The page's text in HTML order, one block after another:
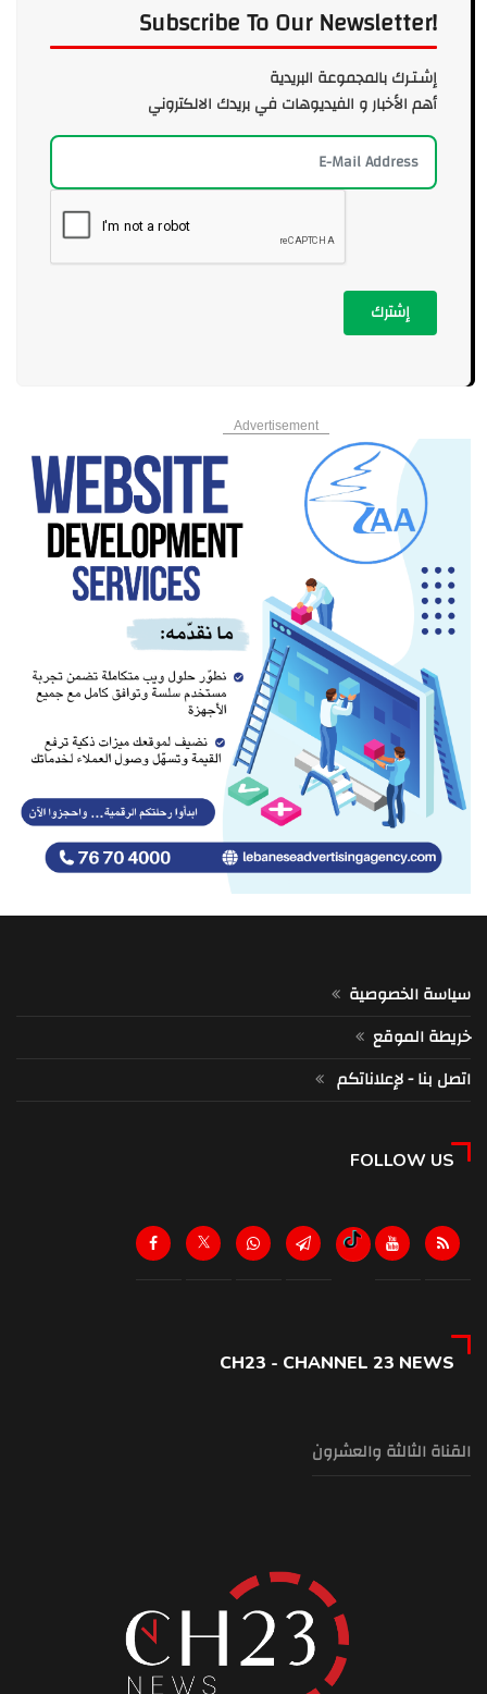
Subscribe To Our Newsletter!
إشـتـرك بالمجموعة البريدية
أهم الأخبار و الفيديوهات في بريدك الالكتروني
إشترك
Advertisement
سياسة الخصوصية
خريطة الموقع
اتصل بنا - لإعلاناتكم
FOLLOW US
CH23 - CHANNEL 23 NEWS
القناة الثالثة والعشرون